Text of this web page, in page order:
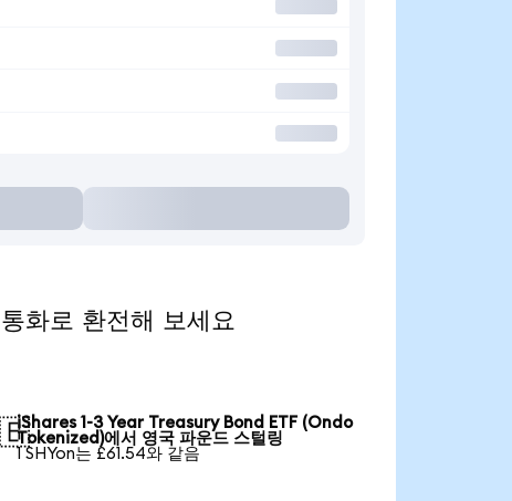
로 환전해 보세요
iShares 1-3 Year Treasury Bond ETF (Ondo
Tokenized)에서 영국 파운드 스털링
1 SHYon는 £61.54와 같음